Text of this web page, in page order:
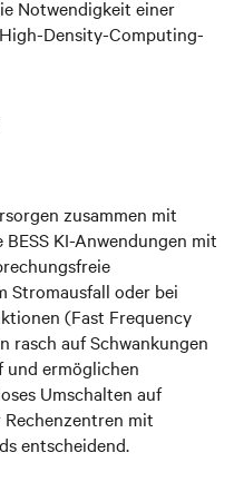
Notwendigkeit einer
Density-Computing-
zusammen mit
KI-Anwendungen mit
Stromausfall oder bei
(Fast Frequency
rasch auf Schwankungen
und ermöglichen
Umschalten auf
mit
entscheidend.